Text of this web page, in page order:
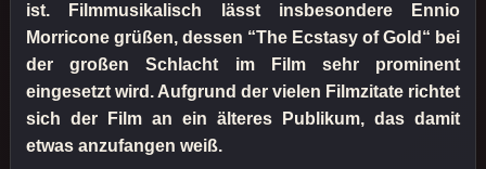
ist. Filmmusikalisch lässt insbesondere Ennio
Morricone grüßen, dessen “The Ecstasy of Gold“ bei
der großen Schlacht im Film sehr prominent
eingesetzt wird. Aufgrund der vielen Filmzitate richtet
sich der Film an ein älteres Publikum, das damit
etwas anzufangen weiß.